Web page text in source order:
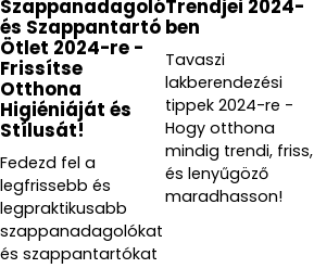
Szappanadagoló
és Szappantartó
Ötlet 2024-re -
Frissítse
Otthona
Higiéniáját és
Stílusát!
Fedezd fel a
legfrissebb és
legpraktikusabb
szappanadagolókat
és szappantartókat
Trendjei 2024-
ben
Tavaszi
lakberendezési
tippek 2024-re -
Hogy otthona
mindig trendi, friss,
és lenyűgöző
maradhasson!